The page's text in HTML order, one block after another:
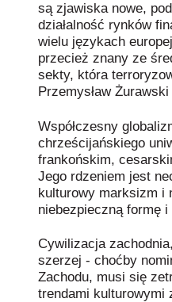
są zjawiska nowe,
działalność rynków
wielu językach
przecież znany ze
sekty, która
Przemysław
Współczesny
chrześcijańskiego
frankońskim,
Jego rdzeniem jest
kulturowy marksizm i
niebezpieczną formę
Cywilizacja
szerzej - choćby
Zachodu, musi się
trendami kulturowymi